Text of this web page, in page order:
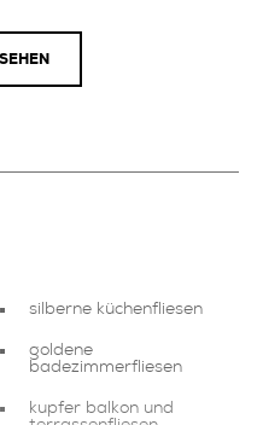
silberne küchenfliesen
goldene
badezimmerfliesen
kupfer balkon und